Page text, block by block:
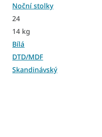
Noční stolky
24
14 kg
Bílá
DTD/MDF
Skandinávský